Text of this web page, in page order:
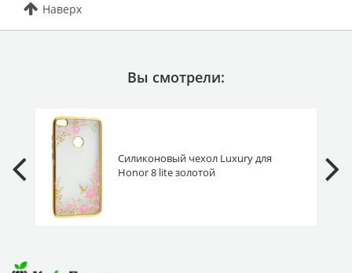
Наверх
Вы смотрели:
Силиконовый чехол Luxury для
Honor 8 lite золотой